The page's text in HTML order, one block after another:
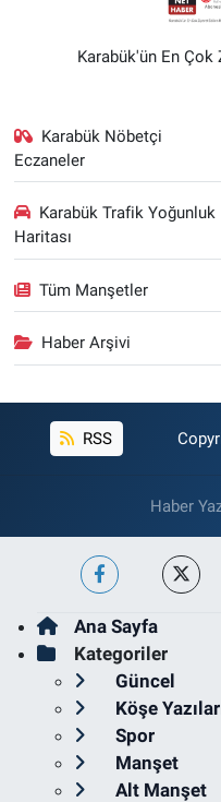
Karabük'ün En
Karabük Nöbetçi
Eczaneler
Karabük Trafik Yoğunluk
Haritası
Tüm Manşetler
Haber Arşivi
RSS
Haber
Ana Sayfa
Kategoriler
Güncel
Köşe
Spor
Manşet
Alt Manşet